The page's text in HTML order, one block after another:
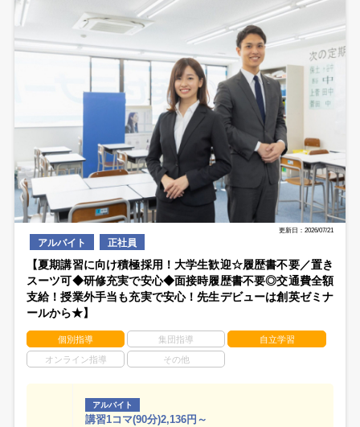
更新日：2026/07/21
アルバイト 正社員
【夏期講習に向け積極採用！大学生歓迎☆履歴書不要／置き
スーツ可◆研修充実で安心◆面接時履歴書不要◎交通費全額
支給！授業外手当も充実で安心！先生デビューは創英ゼミナ
ールから★】
個別指導 集団指導 自立学習
オンライン指導 その他
アルバイト
講習1コマ(90分)2,136円～